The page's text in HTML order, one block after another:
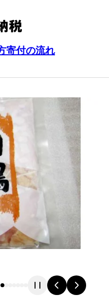
寄付の流れ